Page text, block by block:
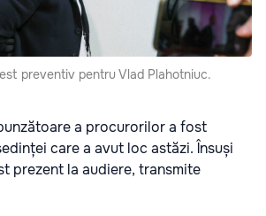
preventiv pentru Vlad Plahotniuc.
a procurorilor a fost
care a avut loc astăzi. Însuși
prezent la audiere, transmite